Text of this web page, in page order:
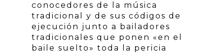
conocedores de la música
tradicional y de sus códigos de
ejecución junto a bailadores
tradicionales que ponen «en el
baile suelto» toda la pericia